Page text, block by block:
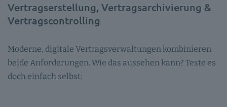
Vertragserstellung, Vertragsarchivierung &
Vertragscontrolling
Moderne, digitale Vertragsverwaltungen kombinieren
beide Anforderungen. Wie das aussehen kann? Teste es
doch einfach selbst: